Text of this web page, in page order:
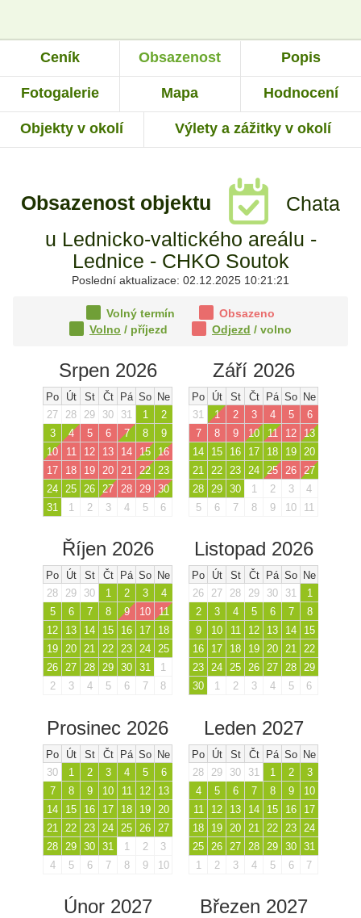
Ceník Obsazenost Popis
Fotogalerie Mapa Hodnocení
Objekty v okolí Výlety a zážitky v okolí
Obsazenost objektu
Chata
u Lednicko-valtického areálu -
Lednice - CHKO Soutok
Poslední aktualizace: 02.12.2025 10:21:21
Volný termín
Obsazeno
Volno / příjezd Odjezd / volno
Srpen 2026
Po Út St Čt Pá So Ne
27
28 29 30 31 1
2
3
4 5 6 7 8
9
10
11 12 13 14 15
16
17
18 19 20 21 22
23
24
25 26 27 28 29 30
31
1 2 3 4 5 6
Září 2026
Po Út St Čt Pá So Ne
31
1 2 3 4 5
6
7
8 9 10 11 12
13
14
15 16 17 18 19
20
21
22 23 24 25 26
27
28
29 30 1 2 3
4
5
6 7 8 9 10 11
Říjen 2026
Po Út St Čt Pá So Ne
28
29 30 1 2 3
4
5
6 7 8 9 10
11
12
13 14 15 16 17
18
19 20 21 22 23 24 25
26 27 28 29 30 31
1
2
3 4 5 6 7 8
Listopad 2026
Po Út St Čt Pá So Ne
26
27 28 29 30 31
1
2
3 4 5 6 7
8
9
10 11 12 13 14
15
16
17 18 19 20 21 22
23 24 25 26 27 28 29
30
1 2 3 4 5 6
Prosinec 2026
Po Út St Čt Pá So Ne
30
1 2 3 4 5
6
7
8 9 10 11 12
13
14
15 16 17 18 19
20
21
22 23 24 25 26
27
28
29 30 31 1 2
3
4
5 6 7 8 9 10
Leden 2027
Po Út St Čt Pá So Ne
28
29 30 31 1 2
3
4
5 6 7 8 9
10
11
12 13 14 15 16
17
18
19 20 21 22 23
24
25
26 27 28 29 30 31
1
2 3 4 5 6 7
Únor 2027 Březen 2027